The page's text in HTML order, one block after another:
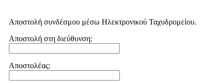
Αποστολή συνδέσμου μέσω Ηλεκτρονικού Ταχυδρομείου.
Αποστολή στη διεύθυνση:
Αποστολέας: